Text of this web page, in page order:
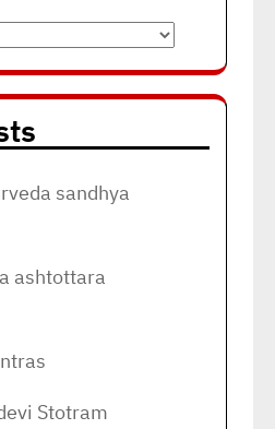
sandhya
ashtottara
Stotram